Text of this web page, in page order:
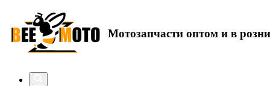
Мотозапчасти оптом и в